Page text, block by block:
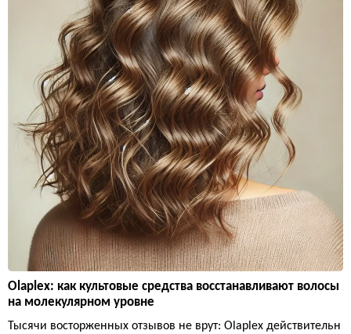
Olaplex: как культовые средства восстанавливают волосы
на молекулярном уровне
Тысячи восторженных отзывов не врут: Olaplex действительн